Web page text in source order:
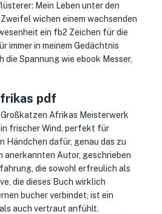
Mein Leben unter den
wichen einem wachsenden
ein fb2 Zeichen für die
immer in meinem Gedächtnis
Spannung wie ebook Messer,
pdf
Afrikas Meisterwerk
frischer Wind, perfekt für
Händchen dafür, genau das zu
anerkannten Autor, geschrieben
die sowohl erfreulich als
die dieses Buch wirklich
bucher verbindet, ist ein
auch vertraut anfühlt.